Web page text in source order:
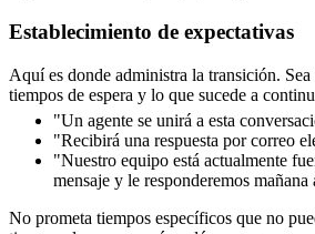
Establecimiento de expectativas
Aquí es donde administra la transición. Sea
tiempos de espera y lo que sucede a
"Un agente se unirá a esta
"Recibirá una respuesta por correo
"Nuestro equipo está actualmente
mensaje y le responderemos
No prometa tiempos específicos que no